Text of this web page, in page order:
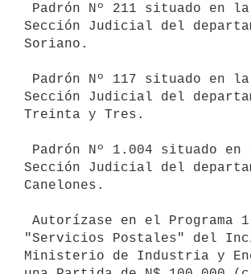
Sección Judicial del
Soriano.
Sección Judicial del
Treinta y Tres.
Sección Judicial del
Canelones.
"Servicios Postales" del
Ministerio de Industria y